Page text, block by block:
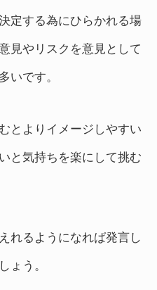
定する為にひらかれる場
見やリスクを意見として
いです。
とよりイメージしやすい
と気持ちを楽にして挑む
れるようになれば発言し
ょう。